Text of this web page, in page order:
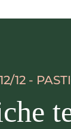
12 -